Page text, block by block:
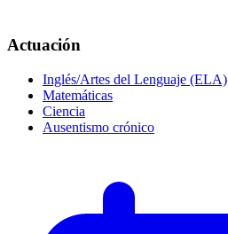
Actuación
Inglés/Artes del Lenguaje (ELA)
Matemáticas
Ciencia
Ausentismo crónico